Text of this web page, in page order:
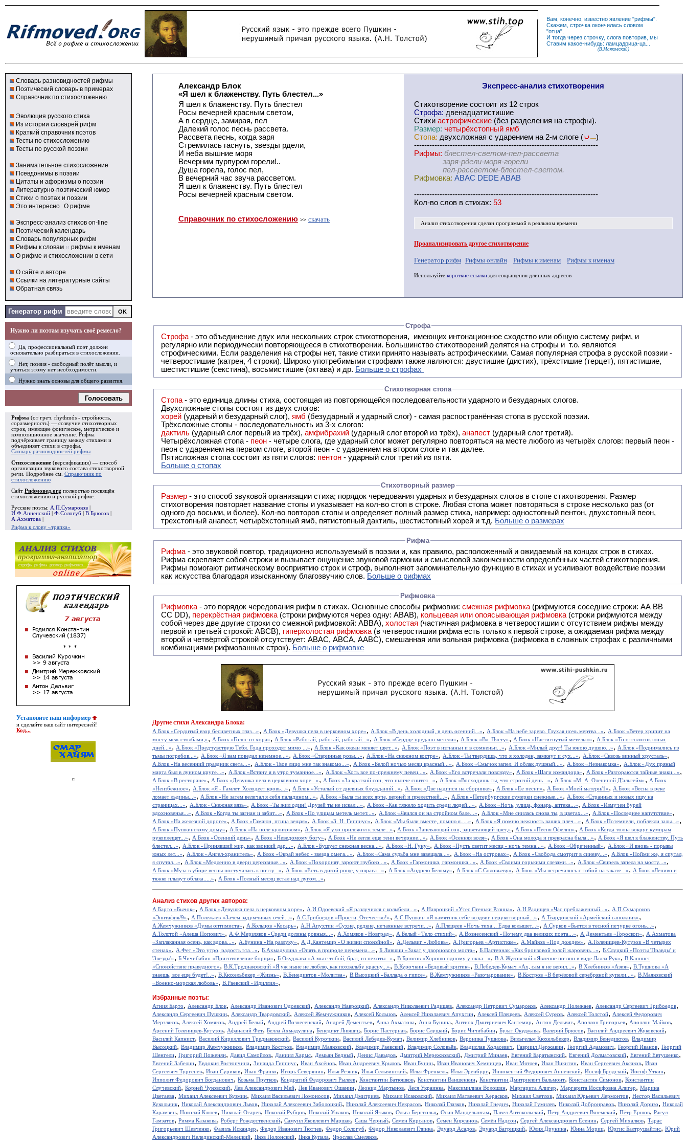
Вам, конечно, известно явление "рифмы".
Скажем, строчка окончилась словом
"отца",
И тогда через строчку, слога повторив, мы
Ставим какое-нибудь: ламцадрица-ца...
(В.Маяковский)
Словарь разновидностей рифмы
Поэтический словарь в примерах
Справочник по стихосложению
Эволюция русского стиха
Из истории словарей рифм
Краткий справочник поэтов
Тесты по стихосложению
Тесты по русской поэзии
Занимательное стихосложение
Псевдонимы в поэзии
Цитаты и афоризмы о поэзии
Литературно-поэтический юмор
Стихи о поэтах и поэзии
Это интересно О рифме
Экспресс-анализ стихов on-line
Поэтический календарь
Словарь популярных рифм
Рифмы к словам и рифмы к именам
О рифме и стихосложении в сети
О сайте и авторе
Ссылки на литературные сайты
Обратная связь
Генератор рифм
Нужно ли поэтам изучать своё ремесло?
Да, профессиональный поэт должен
основательно разбираться в стихосложении.
Нет, поэзия - свободный полёт мысли, и
учиться этому нет необходимости.
Нужно знать основы для общего развития.
Голосовать
Рифма (от греч. rhythmós - стройность,
соразмерность) — созвучие стихотворных
строк, имеющее фоническое, метрическое и
композиционное значение. Рифма
подчёркивает границу между стихами и
объединяет стихи в строфы
Словарь разновидностей рифмы
Стихосложение (версификация) — способ
организации звукового состава стихотворной
речи. Подробнее см. Справочник по
стихосложению
Сайт Рифмовед.org полностью посвящён
стихосложению и русской рифме.
Русские поэты: А.П.Сумароков
И.Ф.Анненский
Ф.Сологуб В.Брюсов
А.Ахматова
Рифма к слову «тряпка»
Установите наш информер
и сделайте ваш сайт интересней!
Код...
Александр Блок
«Я шел к блаженству. Путь блестел...»
Я шел к блаженству. Путь блестел
Росы вечерней красным светом,
А в сердце, замирая, пел
Далекий голос песнь рассвета.
Рассвета песнь, когда заря
Стремилась гаснуть, звезды рдели,
И неба вышние моря
Вечерним пурпуром горели!..
Душа горела, голос пел,
В вечерний час звуча рассветом.
Я шел к блаженству. Путь блестел
Росы вечерней красным светом.
Справочник по стихосложению >> скачать
Экспресс-анализ стихотворения
Cтихотворение состоит из 12 строк
Строфа: двенадцатистишие
Стихи астрофические (без разделения на строфы).
Размер: четырёхстопный ямб
Стопа: двухсложная с ударением на 2-м слоге ( —)
------------------------------------------------------------------------
Рифмы: блестел-светом-пел-рассвета
заря-рдели-моря-горели
пел-рассветом-блестел-светом.
Рифмовка: ABAC DEDE ABAB
------------------------------------------------------------------------
Кол-во слов в стихах: 53
Анализ стихотворениясделан программой в реальном времени
Проанализировать другое стихотворение
Генератор рифм Рифмы онлайн Рифмы к именам Рифмы к именам
Используйте короткие ссылки для сокращения длинных адресов
Строфа
Строфа - это объединение двух или нескольких строк стихотворения, имеющих интонационное сходство или общую систему рифм, и
регулярно или периодически повторяющееся в стихотворении. Большинство стихотворений делятся на строфы и т.о. являются
строфическими. Если разделения на строфы нет, такие стихи принято называть астрофическими. Самая популярная строфа в русской поэзии -
четверостишие (катрен, 4 строки). Широко употребимыми строфами также являются: двустишие (дистих), трёхстишие (терцет), пятистишие,
шестистишие (секстина), восьмистишие (октава) и др. Больше о строфах
Стихотворная стопа
Стопа - это единица длины стиха, состоящая из повторяющейся последовательности ударного и безударных слогов.
Двухсложные стопы состоят из двух слогов:
хорей (ударный и безударный слог), ямб (безударный и ударный слог) - самая распостранённая стопа в русской поэзии.
Трёхсложные стопы - последовательность из 3-х слогов:
дактиль (ударный слог первый из трёх), амфибрахий (ударный слог второй из трёх), анапест (ударный слог третий).
Четырёхсложная стопа - пеон - четыре слога, где ударный слог может регулярно повторяться на месте любого из четырёх слогов: первый пеон -
пеон с ударением на первом слоге, второй пеон - с ударением на втором слоге и так далее.
Пятисложная стопа состоит из пяти слогов: пентон - ударный слог третий из пяти.
Больше о стопах
Стихотворный размер
Размер - это способ звуковой организации стиха; порядок чередования ударных и безударных слогов в стопе стихотворения. Размер
стихотворения повторяет название стопы и указывает на кол-во стоп в строке. Любая стопа может повторяться в строке несколько раз (от
одного до восьми, и более). Кол-во повторов стопы и определяет полный размер стиха, например: одностопный пентон, двухстопный пеон,
трехстопный анапест, четырёхстопный ямб, пятистопный дактиль, шестистопный хорей и т.д. Больше о размерах
Рифма
Рифма
- это звуковой повтор, традиционно используемый в поэзии и, как правило, расположенный и ожидаемый на концах строк в стихах.
Рифма скрепляет собой строки и вызывает ощущение звуковой гармонии и смысловой законченности определённых частей стихотворения.
Рифмы помогают ритмическому восприятию строк и строф, выполняют запоминательную функцию в стихах и усиливают воздействие поэзии
как искусства благодаря изысканному благозвучию слов. Больше о рифмах
Рифмовка
Рифмовка - это порядок чередования рифм в стихах. Основные способы рифмовки: смежная рифмовка (рифмуются соседние строки: AA ВВ
СС DD), перекрёстная рифмовка (строки рифмуются через одну: ABAB), кольцевая или опоясывающая рифмовка (строки рифмуются между
собой через две другие строки со смежной рифмовкой: ABBA), холостая (частичная рифмовка в четверостишии с отсутствием рифмы между
первой и третьей строкой: АBCB), гиперхолостая рифмовка (в четверостишии рифма есть только к первой строке, а ожидаемая рифма между
второй и четвёртой строкой отсутствует: ABAC, ABCA, AABC), смешанная или вольная рифмовка (рифмовка в сложных строфах с различными
комбинациями рифмованных строк). Больше о рифмовке
Другие стихи Александра Блока:
А.Блок «Сердитый взор бесцветных глаз...», А.Блок «Девушка пела в церковном хоре», А.Блок «В день холодный, в день осенний...», А.Блок «На небе зарево. Глухая ночь мертва...», А.Блок «Ветер хрипит на
мосту меж столбами,», А.Блок «Голос из хора», А.Блок «Работай, работай, работай...», А.Блок «Сердце предано метели», А.Блок «Вл. Пясту», А.Блок «Настигнутый метелью», А.Блок «То отголосок юных
дней...», А.Блок «Предчувствую Тебя. Года проходят мимо ...», А.Блок «Как океан меняет цвет...», А.Блок «Поэт в изгнаньи и в сомненьи...», А.Блок «Милый друг! Ты юною душою...», А.Блок «Поднимались из
тьмы погребов...», А.Блок «Я вам поведал неземное...», А.Блок «Старинные розы...», А.Блок «На снежном костре», А.Блок «Ты твердишь, что я холоден, замкнут и сух...», А.Блок «Сквозь винный хрусталь»,
А.Блок «На весенний праздник света...», А.Блок «Твое лицо мне так знакомо...», А.Блок «Белой ночью месяц красный...», А.Блок «Смычок запел. И облак душный...», А.Блок «Незнакомка», А.Блок «Дух пряный
марта был в лунном круге...», А.Блок «Встану я в утро туманное...», А.Блок «Хоть все по-прежнему певец...», А.Блок «Его встречали повсюду», А.Блок «Шаги командора», А.Блок «Разгораются тайные знаки...»,
А.Блок «В ресторане», А.Блок «Девушка пела в церковном хоре...», А.Блок «За краткий сон, что нынче снится...», А.Блок «Восходишь ты, что строгий день...», А.Блок «М. А. Олениной Д'альгейм», А.Блок
«Неизбежное», А.Блок «Я - Гамлет. Холодеет кровь...», А.Блок «Усталый от дневных блужданий...», А.Блок «Две надписи на сборнике», А.Блок «Ее песни», А.Блок «Моей матери/1», А.Блок «Весна в реке
ломает льдины...», А.Блок «Не затем величал я себя паладином...», А.Блок «Была ты всех ярче, верней и прелестней...», А.Блок «Петербургские сумерки снежные...», А.Блок «Странных и новых ищу на
страницах...», А.Блок «Снежная вязь», А.Блок «Ты жил один! Друзей ты не искал...», А.Блок «Как тяжело ходить среди людей...», А.Блок «Ночь, улица, фонарь, аптека...», А.Блок «Измучен бурей
вдохновенья...», А.Блок «Когда ты загнан и забит...», А.Блок «По улицам метель метет...», А.Блок «Явился он на стройном бале...», А.Блок «Мне снилась снова ты, в цветах...», А.Блок «Последнее напутствие»,
А.Блок «На железной дороге», А.Блок «Гамаюн, птица вещая», А.Блок «3. Н. Гиппиус», А.Блок «Мы были вместе, помню я.....», А.Блок «Я помню нежность ваших плеч...», А.Блок «Потемнели, поблекли залы...»,
А.Блок «Пушкинскому дому», А.Блок «На поле куликовом», А.Блок «Я ухо приложил к земле...», А.Блок «Запевающий сон, зацветающий цвет,», А.Блок «Песня Офелии», А.Блок «Когда толпа вокруг кумирам
рукоплещет...», А.Блок «Осенний день», А.Блок «Неведомому богу», А.Блок «Не легли еще тени вечерние...», А.Блок «Осенняя воля», А.Блок «Она молода и прекрасна была...», А.Блок «Я шел к блаженству. Путь
блестел...», А.Блок «Принявший мир, как звонкий дар...», А.Блок «Бушует снежная весна...», А.Блок «Н. Гуну», А.Блок «Пусть светит месяц - ночь темна...», А.Блок «Обреченный», А.Блок «И вновь - порывы
юных лет...», А.Блок «Ангел-хранитель», А.Блок «Окрай небес - звезда омега...», А.Блок «Сама судьба мне завещала...», А.Блок «На островах», А.Блок «Свобода смотрит в синеву...», А.Блок «Пойми же, я спутал,
я спутал...», А.Блок «Медленно в двери церковные...», А.Блок «Похоронят, зароют глубоко...», А.Блок «Гармоника, гармоника...», А.Блок «Своими горькими слезами...», А.Блок «Свирель запела на мосту...»,
А.Блок «Муза в уборе весны постучалась к поэту...», А.Блок «Есть в дикой роще, у оврага...», А.Блок «Андрею Белому», А.Блок «С.Соловьеву», А.Блок «Мы встречались с тобой на закате...», А.Блок «Лениво и
тяжко плывут облака.....», А.Блок «Полный месяц встал над лугом...»,
Анализ стихов других авторов:
А.Барто «Бычок», А.Блок «Девушка пела в церковном хоре», А.И.Одоевский «Я разлучился с колыбели...», А.Навроцкий «Утес Cтеньки Разина», А.Н.Радищев «Час преблаженный...», А.П.Сумароков
«Эпитафия/9», А.Полежаев «Зачем задумчивых очей...», А.С.Грибоедов «Прости, Отечество!», А.С.Пушкин «Я памятник себе воздвиг нерукотворный...», А.Твардовский «Армейский сапожник»,
А.Жемчужников «Думы оптимиста», А.Кольцов «Косарь», А.Н.Апухтин «Сухие, редкие, нечаянные встречи...», А.Плещеев «Ночь тиха... Едва колышет...», А.Сурков «Бьется в тесной печурке огонь...»,
А.Толстой «Алеша Попович», А.Ф.Мерзляков «Среди долины ровныя...», А.Хомяков «Новград», А.Белый «Тело стихий», А.Вознесенский «Почему два великих поэта...», А.Дементьев «Гороскоп», А.Ахматова
«Заплаканная осень, как вдова...», А.Бунина «На разлуку», А.Д.Кантемир «О жизни спокойной», А.Дельвиг «Любовь», А.Григорьев «Артисткке», А.Майков «Под дождем», А.Голенищев-Кутузов «В четырех
стенах», А.Фет «Это утро, радость эта...», Б.Ахмадулина «Опять в природе перемена...», Б.Лившиц «Закат у дворцового моста», Б.Пастернак «Как бронзовой золой жаровень...», Б.Слуцкий «Поэты 'Правды' и
'Звезды'», Б.Чичибабин «Приготовление борща», Б.Окуджава «А мы с тобой, брат, из пехоты...», В.Брюсов «Хорошо одному у окна...», В.А.Жуковский «Явление поэзии в виде Лалла Рук», В.Капнист
«Спокойствие праведного», В.К.Тредиаковский «Я уж ныне не люблю, как похвальбу красну...», В.Курочкин «Бедовый критик», В.Лебедев-Кумач «Ах, сам я не верил...», В.Хлебников «Азия», В.Тушнова «А
знаешь, все еще будет!..», В.Кюхельбекер «Жизнь», В.Бенедиктов «Молитва», В.Высоцкий «Баллада о гипсе», В.Жемчужников «Разочарование», В.Костров «В берёзовой серебряной купели...», В.Маяковский
«Военно-морская любовь», В.Раевский «Идиллия»,
Избранные поэты:
Агния Барто, Александр Блок, Александр Иванович Одоевский, Александр Навроцкий, Александр Николаевич Радищев, Александр Петрович Сумароков, Александр Полежаев, Александр Сергеевич Грибоедов,
Александр Сергеевич Пушкин, Александр Твардовский, Алексей Жемчужников, Алексей Кольцов, Алексей Николаевич Апухтин, Алексей Плещеев, Алексей Сурков, Алексей Толстой, Алексей Федорович
Мерзляков, Алексей Хомяков, Андрей Белый, Андрей Вознесенский, Андрей Дементьев, Анна Ахматова, Анна Бунина, Антиох Дмитриевич Кантемир, Антон Дельвиг, Аполлон Григорьев, Аполлон Майков,
Арсений Голенищев-Кутузов, Афанасий Фет, Белла Ахмадулина, Бенедикт Лившиц, Борис Пастернак, Борис Слуцкий, Борис Чичибабин, Булат Окуджава, Валерий Брюсов, Василий Андреевич Жуковский,
Василий Капнист, Василий Кириллович Тредиаковский, Василий Курочкин, Василий Лебедев-Кумач, Велимир Хлебников, Вероника Тушнова, Вильгельм Кюхельбекер, Владимир Бенедиктов, Владимир
Высоцкий, Владимир Жемчужников, Владимир Костров, Владимир Маяковский, Владимир Раевский, Владимир Соловьёв, Владислав Ходасевич, Гавриил Державин, Георгий Адамович, Георгий Иванов, Георгий
Шенгели, Григорий Поженян, Давид Самойлов, Даниил Хармс, Демьян Бедный, Денис Давыдов, Дмитрий Мережковский, Дмитрий Минаев, Евгений Баратынский, Евгений Долматовский, Евгений Евтушенко,
Евгений Забелин, Евдокия Ростопчина, Зинаида Гиппиус, Иван Аксёнов, Иван Андреевич Крылов, Иван Бунин, Иван Иванович Хемницер, Иван Мятлев, Иван Никитин, Иван Сергеевич Аксаков, Иван
Сергеевич Тургенев, Иван Суриков, Иван Франко, Игорь Северянин, Илья Резник, Илья Сельвинский, Илья Френкель, Илья Эренбург, Иннокентий Фёдорович Анненский, Иосиф Бродский, Иосиф Уткин,
Ипполит Федорович Богданович, Козьма Прутков, Кондратий Федорович Рылеев, Константин Батюшков, Константин Ваншенкин, Константин Дмитриевич Бальмонт, Константин Симонов, Константин
Случевский, Корней Чуковский, Лев Александрович Мей, Лев Иванович Ошанин, Леонид Мартынов, Леся Украинка, Максимилиан Волошин, Маргарита Алигер, Маргарита Иосифовна Алигер, Марина
Цветаева, Михаил Алексеевич Кузмин, Михаил Васильевич Ломоносов, Михаил Дмитриев, Михаил Исаковский, Михаил Матвеевич Херасков, Михаил Светлов, Михаил Юрьевич Лермонтов, Нестор Васильевич
Кукольник, Николай Александрович Львов, Николай Алексеевич Заболоцкий, Николай Алексеевич Некрасов, Николай Глазков, Николай Гнедич, Николай Гумилев, Николай Добронравов, Николай Доризо, Николай
Карамзин, Николай Клюев, Николай Огарев, Николай Рубцов, Николай Ушаков, Николай Языков, Ольга Берггольц, Осип Мандельштам, Павел Антокольский, Петр Андреевич Вяземский, Пётр Ершов, Расул
Гамзатов, Римма Казакова, Роберт Рождественский, Самуил Яковлевич Маршак, Саша Черный, Семен Кирсанов, Семён Кирсанов, Семён Надсон, Сергей Александрович Есенин, Сергей Михалков, Тарас
Григорьевич Шевченко, Фазиль Искандер, Федор Иванович Тютчев, Федор Сологуб, Фёдор Николаевич Глинка, Эдуард Асадов, Эдуард Багрицкий, Юлия Друнина, Юнна Мориц, Юргис Балтрушайтис, Юрий
Александрович Нелединский-Мелецкий, Яков Полонский, Янка Купала, Ярослав Смеляков,